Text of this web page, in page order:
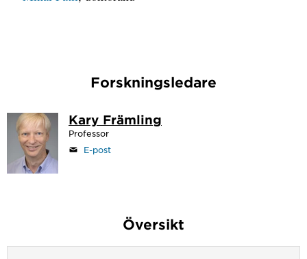
Forskningsledare
Kary Främling
Professor
E-post
Översikt